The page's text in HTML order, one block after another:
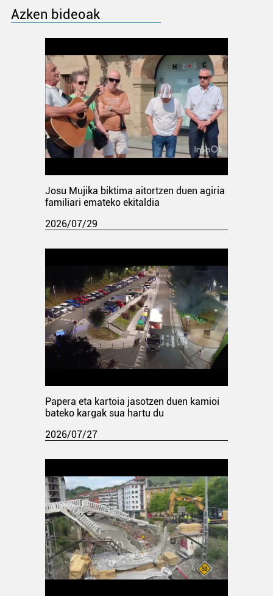
Azken bideoak
Josu Mujika biktima aitortzen duen agiria
familiari emateko ekitaldia
2026/07/29
Papera eta kartoia jasotzen duen kamioi
bateko kargak sua hartu du
2026/07/27